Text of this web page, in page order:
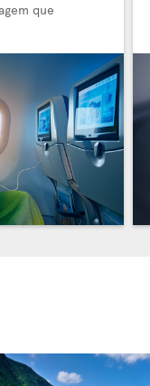
que